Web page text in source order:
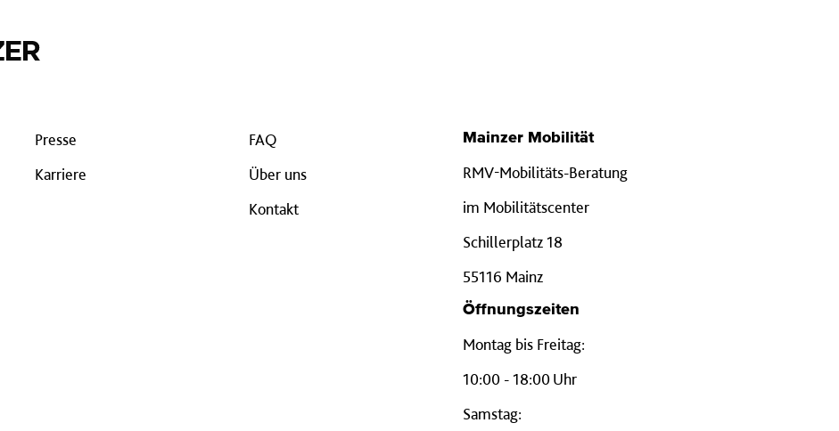
Presse
Karriere
FAQ
Über uns
Kontakt
Mainzer Mobilität
RMV-Mobilitäts-Beratung
im Mobilitätscenter
Schillerplatz 18
55116 Mainz
Öffnungszeiten
Montag bis Freitag:
10:00 - 18:00 Uhr
Samstag: